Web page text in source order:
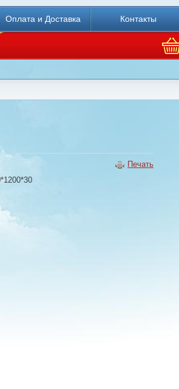
Оплата и Доставка Контакты
Печать